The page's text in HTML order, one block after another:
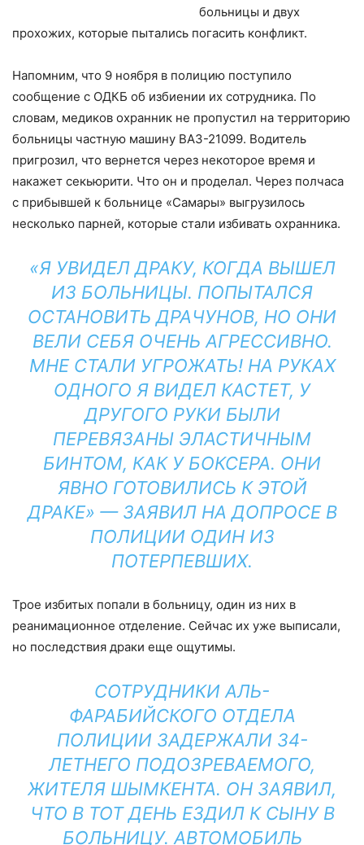
больницы и двух
прохожих, которые пытались погасить конфликт.
Напомним, что 9 ноября в полицию поступило
сообщение с ОДКБ об избиении их сотрудника. По
словам, медиков охранник не пропустил на территорию
больницы частную машину ВАЗ-21099. Водитель
пригрозил, что вернется через некоторое время и
накажет секьюрити. Что он и проделал. Через полчаса
с прибывшей к больнице «Самары» выгрузилось
несколько парней, которые стали избивать охранника.
«Я УВИДЕЛ ДРАКУ, КОГДА ВЫШЕЛ
ИЗ БОЛЬНИЦЫ. ПОПЫТАЛСЯ
ОСТАНОВИТЬ ДРАЧУНОВ, НО ОНИ
ВЕЛИ СЕБЯ ОЧЕНЬ АГРЕССИВНО.
МНЕ СТАЛИ УГРОЖАТЬ! НА РУКАХ
ОДНОГО Я ВИДЕЛ КАСТЕТ, У
ДРУГОГО РУКИ БЫЛИ
ПЕРЕВЯЗАНЫ ЭЛАСТИЧНЫМ
БИНТОМ, КАК У БОКСЕРА. ОНИ
ЯВНО ГОТОВИЛИСЬ К ЭТОЙ
ДРАКЕ» — ЗАЯВИЛ НА ДОПРОСЕ В
ПОЛИЦИИ ОДИН ИЗ
ПОТЕРПЕВШИХ.
Трое избитых попали в больницу, один из них в
реанимационное отделение. Сейчас их уже выписали,
но последствия драки еще ощутимы.
СОТРУДНИКИ АЛЬ-
ФАРАБИЙСКОГО ОТДЕЛА
ПОЛИЦИИ ЗАДЕРЖАЛИ 34-
ЛЕТНЕГО ПОДОЗРЕВАЕМОГО,
ЖИТЕЛЯ ШЫМКЕНТА. ОН ЗАЯВИЛ,
ЧТО В ТОТ ДЕНЬ ЕЗДИЛ К СЫНУ В
БОЛЬНИЦУ. АВТОМОБИЛЬ